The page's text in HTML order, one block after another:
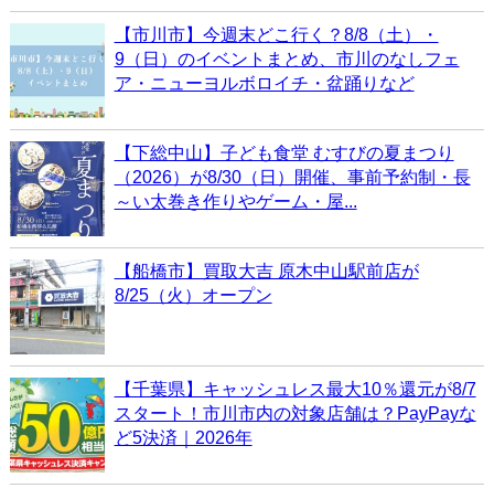
【市川市】今週末どこ行く？8/8（土）・
9（日）のイベントまとめ、市川のなしフェ
ア・ニューヨルボロイチ・盆踊りなど
【下総中山】子ども食堂 むすびの夏まつり
（2026）が8/30（日）開催、事前予約制・長
～い太巻き作りやゲーム・屋...
【船橋市】買取大吉 原木中山駅前店が
8/25（火）オープン
【千葉県】キャッシュレス最大10％還元が8/7
スタート！市川市内の対象店舗は？PayPayな
ど5決済｜2026年